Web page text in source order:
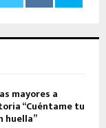
mayores a
“Cuéntame tu
huella”